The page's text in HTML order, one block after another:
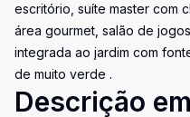
escritório, suíte master com
área gourmet, salão de
integrada ao jardim com
de muito verde .
Descrição